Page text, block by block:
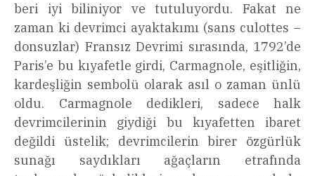
beri iyi biliniyor ve tutuluyordu. Fakat ne
zaman ki devrimci ayaktakımı (sans culottes –
donsuzlar) Fransız Devrimi sırasında, 1792’de
Paris’e bu kıyafetle girdi, Carmagnole, eşitliğin,
kardeşliğin sembolü olarak asıl o zaman ünlü
oldu. Carmagnole dedikleri, sadece halk
devrimcilerinin giydiği bu kıyafetten ibaret
değildi üstelik; devrimcilerin birer özgürlük
sunağı saydıkları ağaçların etrafında